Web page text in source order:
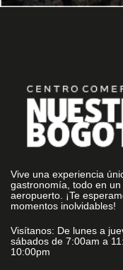
Vive una experiencia
gastronomía, todo en
aeropuerto. ¡Te
momentos inolvidables!
Visítanos: De lunes a
sábados de 7:00am a
10:00pm